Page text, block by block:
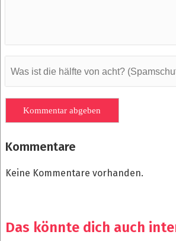
Kommentare
Keine Kommentare vorhanden.
Das könnte dich auch